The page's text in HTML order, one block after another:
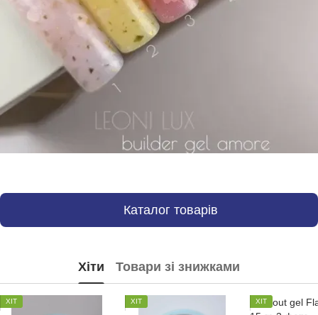
Каталог товарів
Хіти Товари зі знижками
ХІТ ХІТ ХІТ